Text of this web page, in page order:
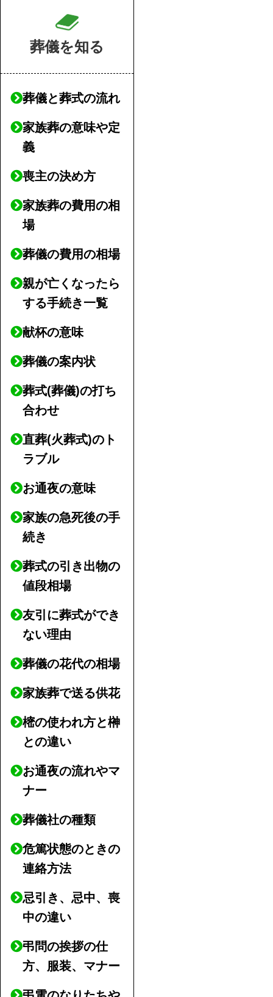
葬儀を知る
葬儀と葬式の流れ
家族葬の意味や定
義
喪主の決め方
家族葬の費用の相
場
葬儀の費用の相場
親が亡くなったら
する手続き一覧
献杯の意味
葬儀の案内状
葬式(葬儀)の打ち
合わせ
直葬(火葬式)のト
ラブル
お通夜の意味
家族の急死後の手
続き
葬式の引き出物の
値段相場
友引に葬式ができ
ない理由
葬儀の花代の相場
家族葬で送る供花
樒の使われ方と榊
との違い
お通夜の流れやマ
ナー
葬儀社の種類
危篤状態のときの
連絡方法
忌引き、忌中、喪
中の違い
弔問の挨拶の仕
方、服装、マナー